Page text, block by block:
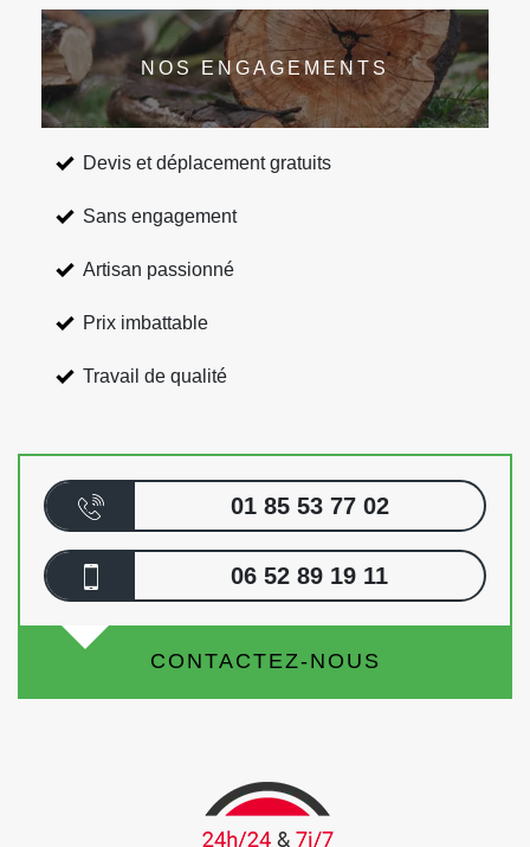
NOS ENGAGEMENTS
Devis et déplacement gratuits
Sans engagement
Artisan passionné
Prix imbattable
Travail de qualité
01 85 53 77 02
06 52 89 19 11
CONTACTEZ-NOUS